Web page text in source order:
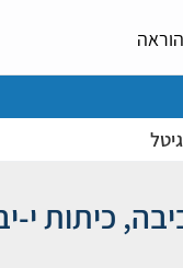
כיתות י-